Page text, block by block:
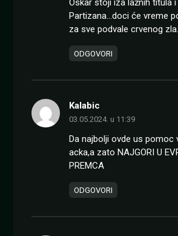
Oskar stoji iza lažnih titula
Partizana…doci će vreme
za sve podvale crvenog zla.
ODGOVORI
Kalabic
03.05.2024. u 11:39
Da najbolji ovde us pomoc
acka,a zato NAJGORI U
PREMCA
ODGOVORI